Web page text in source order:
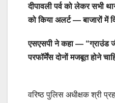
दीपावली पर्व को लेकर सभी
को किया अलर्ट — बाजारों में
एसएसपी ने कहा — “ग्राउंड
परफॉर्मेंस दोनों मजबूत होने
वरिष्ठ पुलिस अधीक्षक श्री